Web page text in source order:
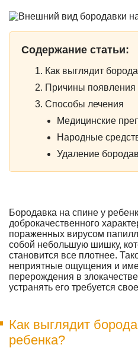
Содержание статьи:
Как выглядит
Причины появления
Способы лечения
Медицинские
Народные
Удаление
Бородавка на спине у
доброкачественного
пораженных вирусом
собой небольшую шишку,
становится все плотнее.
неприятные ощущения и
перерождения в
устранять его требуется
Как выглядит
ребенка?